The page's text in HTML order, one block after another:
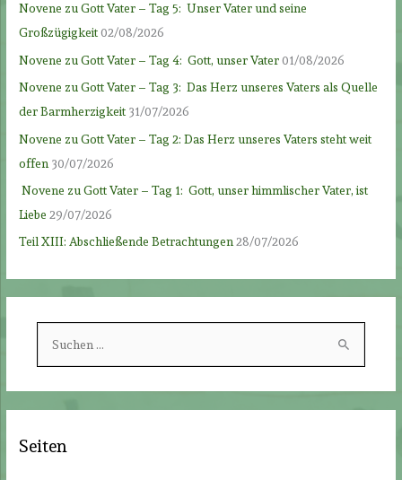
Novene zu Gott Vater – Tag 5: Unser Vater und seine
Großzügigkeit02/08/2026
Novene zu Gott Vater – Tag 4: Gott, unser Vater01/08/2026
Novene zu Gott Vater – Tag 3: Das Herz unseres Vaters als Quelle
der Barmherzigkeit 31/07/2026
Novene zu Gott Vater – Tag 2: Das Herz unseres Vaters steht weit
offen 30/07/2026
Novene zu Gott Vater – Tag 1: Gott, unser himmlischer Vater, ist
Liebe 29/07/2026
Teil XIII: Abschließende Betrachtungen28/07/2026
n
Seiten